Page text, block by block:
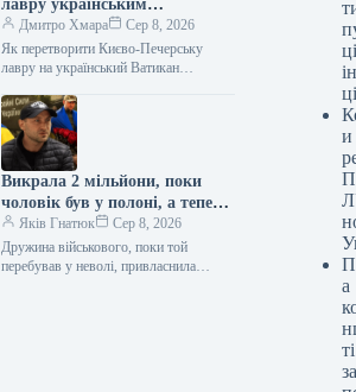
лавру українським
Ватиканом
Дмитро Хмара
Сер 8, 2026
Як перетворити Києво-Печерську
лавру на український Ватикан
України роз’яснили, що вони можуть
зробити для цього Під…
Викрала 2 мільйони, поки
чоловік був у полоні, а тепер
претендує на аліменти з його
мізерної пенсії: цинічна
історія з колишньою
Яків Гнатюк
Сер 8, 2026
Дружина військового, поки той
перебував у неволі, привласнила
ці
и
а